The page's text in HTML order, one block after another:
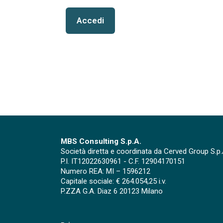
Accedi
MBS Consulting S.p.A.
Società diretta e coordinata da Cerved Group
P.I. IT12022630961 - C.F. 12904170151
Numero REA: MI – 1596212
Capitale sociale: € 264.054,25 i.v.
P.ZZA G.A. Diaz 6 20123 Milano